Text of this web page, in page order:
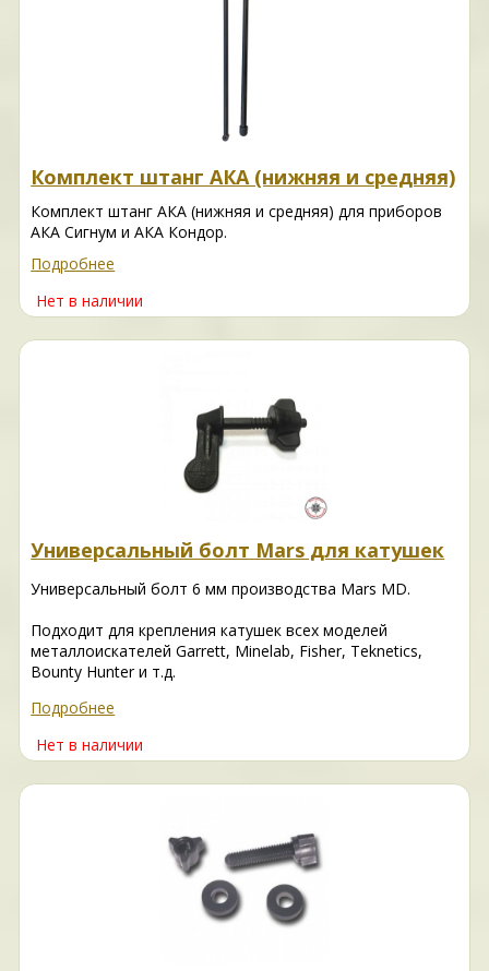
Комплект штанг АКА (нижняя и средняя)
Комплект штанг АКА (нижняя и средняя) для приборов
АКА Сигнум и АКА Кондор.
Подробнее
Нет в наличии
Универсальный болт Mars для катушек
Универсальный болт 6 мм производства Mars MD.
Подходит для крепления катушек всех моделей
металлоискателей Garrett, Minelab, Fisher, Teknetics,
Bounty Hunter и т.д.
Подробнее
Нет в наличии